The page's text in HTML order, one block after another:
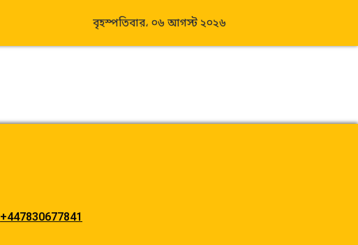
বৃহস্পতিবার، ০৬ আগস্ট ২০২৬
+447830677841